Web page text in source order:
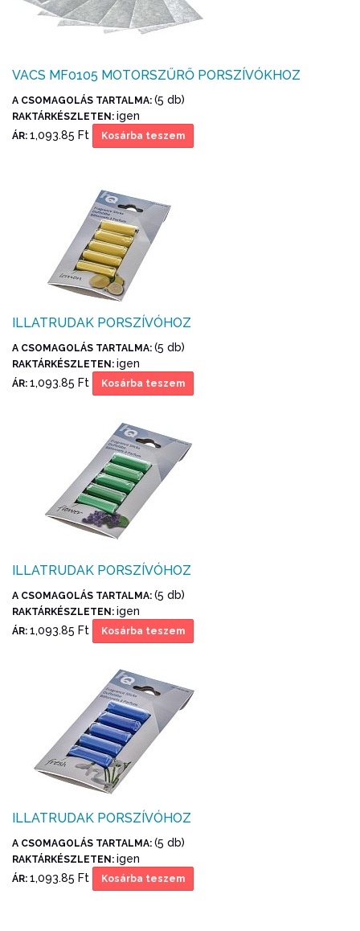
VACS MF0105 MOTORSZŰRŐ PORSZÍVÓKHOZ
A CSOMAGOLÁS TARTALMA: (5 db)
RAKTÁRKÉSZLETEN: igen
ÁR: 1,093.85 Ft Kosárba teszem
ILLATRUDAK PORSZÍVÓHOZ
A CSOMAGOLÁS TARTALMA: (5 db)
RAKTÁRKÉSZLETEN: igen
ÁR: 1,093.85 Ft Kosárba teszem
ILLATRUDAK PORSZÍVÓHOZ
A CSOMAGOLÁS TARTALMA: (5 db)
RAKTÁRKÉSZLETEN: igen
ÁR: 1,093.85 Ft Kosárba teszem
ILLATRUDAK PORSZÍVÓHOZ
A CSOMAGOLÁS TARTALMA: (5 db)
RAKTÁRKÉSZLETEN: igen
ÁR: 1,093.85 Ft Kosárba teszem